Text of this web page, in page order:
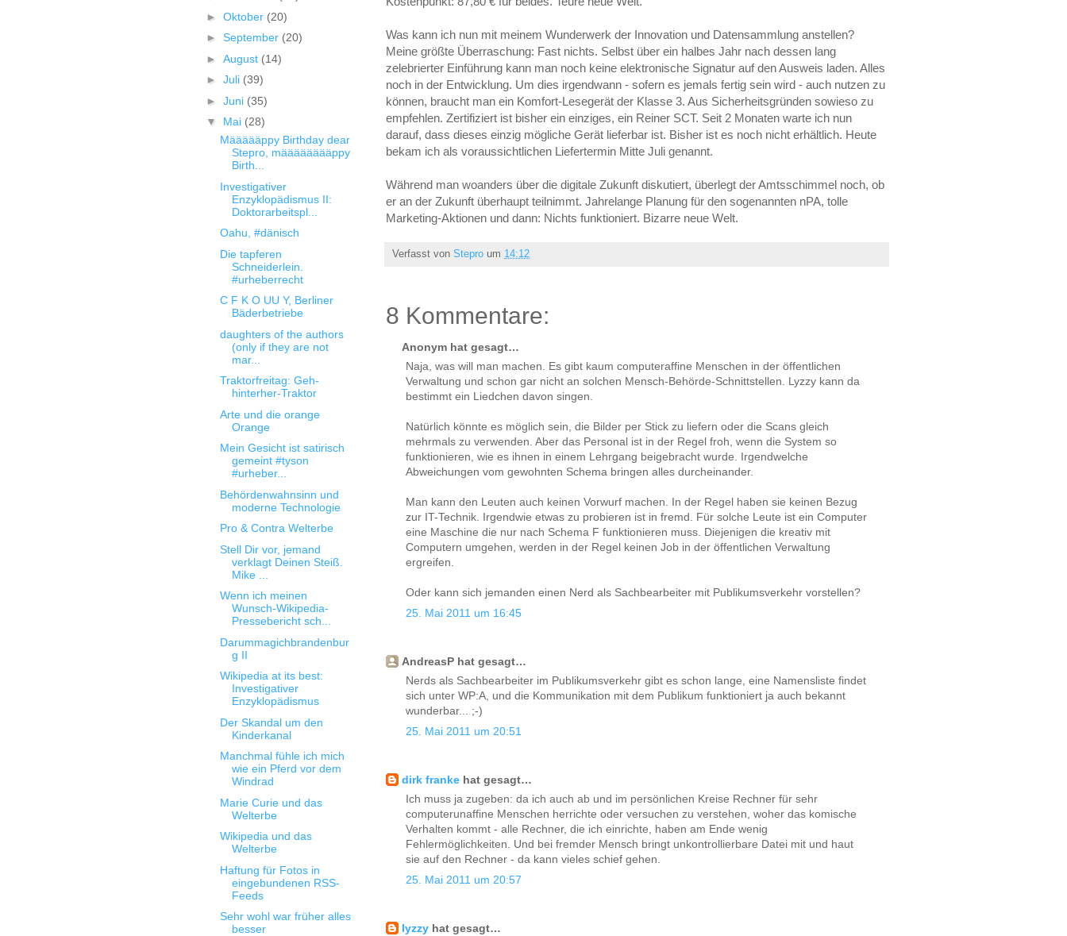
Was kann ich nun mit meinem Wunderwerk der Innovation und Datensammlung anstellen?
Meine größte Überraschung: Fast nichts. Selbst über ein halbes Jahr nach dessen lang
zelebrierter Einführung kann man noch keine elektronische Signatur auf den Ausweis laden. Alles
noch in der Entwicklung. Um dies irgendwann - sofern es jemals fertig sein wird - auch nutzen zu
können, braucht man ein Komfort-Lesegerät der Klasse 3. Aus Sicherheitsgründen sowieso zu
empfehlen. Zertifiziert ist bisher ein einziges, ein Reiner SCT. Seit 2 Monaten warte ich nun
darauf, dass dieses einzig mögliche Gerät lieferbar ist. Bisher ist es noch nicht erhältlich. Heute
bekam ich als voraussichtlichen Liefertermin Mitte Juli genannt.
Während man woanders über die digitale Zukunft diskutiert, überlegt der Amtsschimmel noch, ob
er an der Zukunft überhaupt teilnimmt. Jahrelange Planung für den sogenannten nPA, tolle
Marketing-Aktionen und dann: Nichts funktioniert. Bizarre neue Welt.
Verfasst von Stepro um 14:12
8 Kommentare:
Anonym hat gesagt…
Naja, was will man machen. Es gibt kaum computeraffine Menschen in der öffentlichen
Verwaltung und schon gar nicht an solchen Mensch-Behörde-Schnittstellen. Lyzzy kann da
bestimmt ein Liedchen davon singen.
Natürlich könnte es möglich sein, die Bilder per Stick zu liefern oder die Scans gleich
mehrmals zu verwenden. Aber das Personal ist in der Regel froh, wenn die System so
funktionieren, wie es ihnen in einem Lehrgang beigebracht wurde. Irgendwelche
Abweichungen vom gewohnten Schema bringen alles durcheinander.
Man kann den Leuten auch keinen Vorwurf machen. In der Regel haben sie keinen Bezug
zur IT-Technik. Irgendwie etwas zu probieren ist in fremd. Für solche Leute ist ein Computer
eine Maschine die nur nach Schema F funktionieren muss. Diejenigen die kreativ mit
Computern umgehen, werden in der Regel keinen Job in der öffentlichen Verwaltung
ergreifen.
Oder kann sich jemanden einen Nerd als Sachbearbeiter mit Publikumsverkehr vorstellen?
25. Mai 2011 um 16:45
AndreasP hat gesagt…
Nerds als Sachbearbeiter im Publikumsverkehr gibt es schon lange, eine Namensliste findet
sich unter WP:A, und die Kommunikation mit dem Publikum funktioniert ja auch bekannt
wunderbar... ;-)
25. Mai 2011 um 20:51
dirk franke hat gesagt…
Ich muss ja zugeben: da ich auch ab und im persönlichen Kreise Rechner für sehr
computerunaffine Menschen herrichte oder versuchen zu verstehen, woher das komische
Verhalten kommt - alle Rechner, die ich einrichte, haben am Ende wenig
Fehlermöglichkeiten. Und bei fremder Mensch bringt unkontrollierbare Datei mit und haut
sie auf den Rechner - da kann vieles schief gehen.
25. Mai 2011 um 20:57
lyzzy hat gesagt…
► Oktober (20)
► September (20)
► August (14)
► Juli (39)
► Juni (35)
▼ Mai (28)
Määäääppy Birthday dear
Stepro, määääääääppy
Birth...
Investigativer
Enzyklopädismus II:
Doktorarbeitspl...
Oahu, #dänisch
Die tapferen
Schneiderlein.
#urheberrecht
C F K O UU Y, Berliner
Bäderbetriebe
daughters of the authors
(only if they are not
mar...
Traktorfreitag: Geh-
hinterher-Traktor
Arte und die orange
Orange
Mein Gesicht ist satirisch
gemeint #tyson
#urheber...
Behördenwahnsinn und
moderne Technologie
Pro & Contra Welterbe
Stell Dir vor, jemand
verklagt Deinen Steiß.
Mike ...
Wenn ich meinen
Wunsch-Wikipedia-
Pressebericht sch...
Darummagichbrandenbur
g II
Wikipedia at its best:
Investigativer
Enzyklopädismus
Der Skandal um den
Kinderkanal
Manchmal fühle ich mich
wie ein Pferd vor dem
Windrad
Marie Curie und das
Welterbe
Wikipedia und das
Welterbe
Haftung für Fotos in
eingebundenen RSS-
Feeds
Sehr wohl war früher alles
besser